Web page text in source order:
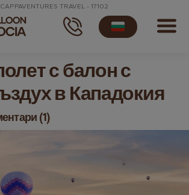
CAPPAVENTURES TRAVEL - 17102
с балон с
в Кападокия
(1)